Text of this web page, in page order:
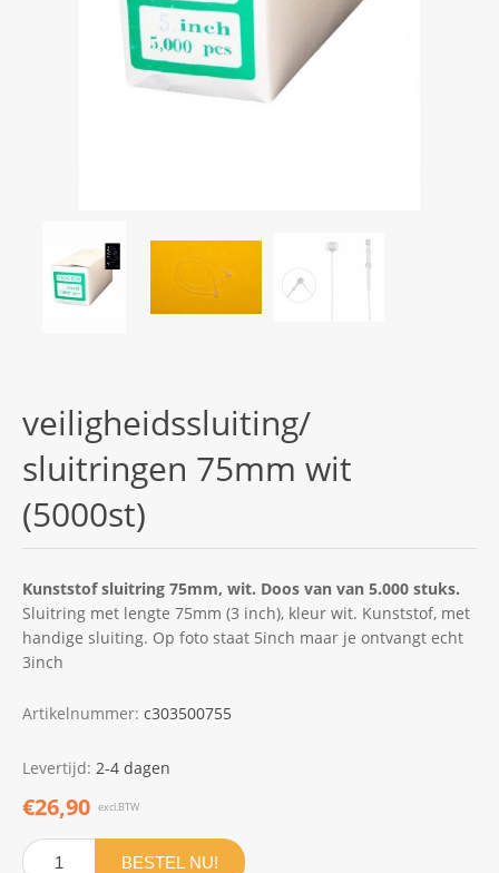
veiligheidssluiting/
sluitringen 75mm wit
(5000st)
Kunststof sluitring 75mm, wit. Doos van van 5.000 stuks.
Sluitring met lengte 75mm (3 inch), kleur wit. Kunststof, met
handige sluiting. Op foto staat 5inch maar je ontvangt echt
3inch
Artikelnummer: c303500755
Levertijd: 2-4 dagen
€26,90 excl.BTW
BESTEL NU!